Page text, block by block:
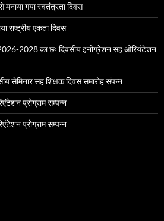
मनाया गया स्वतंत्रता दिवस
राष्ट्रीय एकता दिवस
2028 का छः दिवसीय इनोग्रेशन सह ओरियंटेशन
सेमिनार सह शिक्षक दिवस समारोह संपन्न
प्रोग्राम सम्पन्न
प्रोग्राम सम्पन्न